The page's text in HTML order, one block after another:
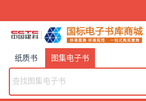
纸质书 图集电子书